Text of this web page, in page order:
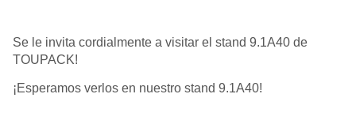
Se le invita cordialmente a visitar el stand 9.1A40 de
TOUPACK!
¡Esperamos verlos en nuestro stand 9.1A40!